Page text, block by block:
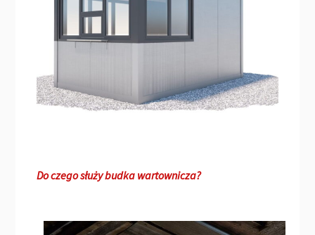
Do czego służy budka wartownicza?